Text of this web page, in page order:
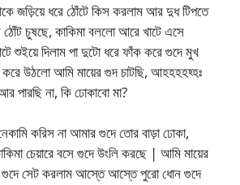
জড়িয়ে ধরে ঠোঁটে কিস করলাম আর দুধ টিপতে
চুষছে, কাকিমা বললো আরে খাটে এসে
শুইয়ে দিলাম পা দুটো ধরে ফাঁক করে গুদে মুখ
উঠলো আমি মায়ের গুদ চাটছি, আহহহহহ্হঃ
পারছি না, কি ঢোকাবো মা?
করিস না আমার গুদে তোর বাড়া ঢোকা,
চেয়ারে বসে গুদে উংলি করছে | আমি মায়ের
সেট করলাম আস্তে আস্তে পুরো ধোন গুদে